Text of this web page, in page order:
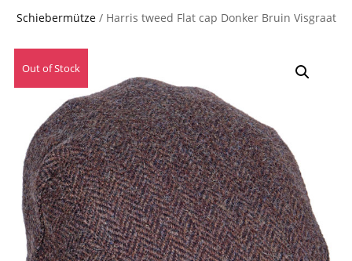
Schiebermütze/ Harris tweed Flat cap Donker Bruin Visgraat
Out of Stock